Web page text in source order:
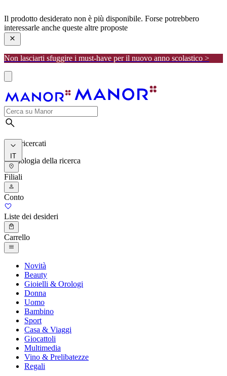
Il prodotto desiderato non è più disponibile. Forse potrebbero
interessarle anche queste altre proposte
Non lasciarti sfuggire i must-have per il nuovo anno scolastico >
I più ricercati
Cronologia della ricerca
IT
Filiali
Conto
Liste dei desideri
Carrello
Novità
Beauty
Gioielli & Orologi
Donna
Uomo
Bambino
Sport
Casa & Viaggi
Giocattoli
Multimedia
Vino & Prelibatezze
Regali